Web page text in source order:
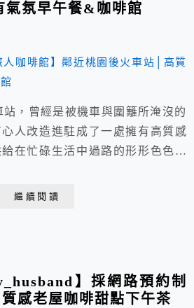
氣氛早午餐&咖啡館
，曾經是被機車與圍籬所淹沒的
人改造進駐成了一處擁有高質感
在忙碌生活中過路的形形色色旅
：桃園 • 旅人咖啡館 電話： 03-
繼續閱讀
】採網路預約制
感老屋咖啡甜點下午茶